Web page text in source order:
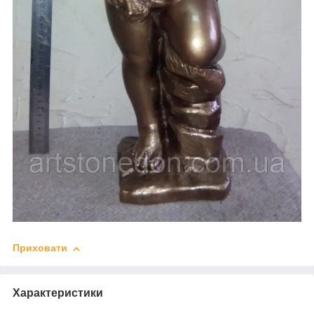
Приховати
Характеристики